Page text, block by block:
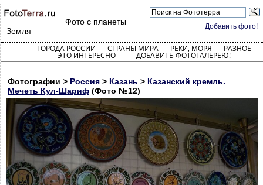
Добавить фото!
Фото с планеты
Земля
ГОРОДА РОССИИ СТРАНЫ МИРА РЕКИ, МОРЯ РАЗНОЕ
ЭТО ИНТЕРЕСНО ДОБАВИТЬ ФОТОГАЛЕРЕЮ!
Фотографии > Россия > Казань > Казанский кремль.
Мечеть Кул-Шариф (Фото №12)